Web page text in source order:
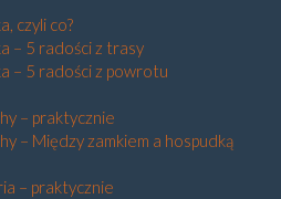
czyli co?
– 5 radości z trasy
– 5 radości z powrotu
– praktycznie
– Między zamkiem a hospudką
– praktycznie